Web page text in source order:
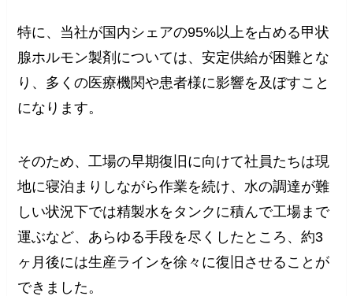
特に、当社が国内シェアの95%以上を占める甲状
腺ホルモン製剤については、安定供給が困難とな
り、多くの医療機関や患者様に影響を及ぼすこと
になります。
そのため、工場の早期復旧に向けて社員たちは現
地に寝泊まりしながら作業を続け、水の調達が難
しい状況下では精製水をタンクに積んで工場まで
運ぶなど、あらゆる手段を尽くしたところ、約3
ヶ月後には生産ラインを徐々に復旧させることが
できました。